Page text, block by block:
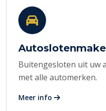
Buitengesloten uit uw
met alle automerken.
Meer info